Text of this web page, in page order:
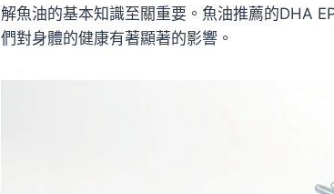
解魚油的基本知識至關重要。魚油推薦的DHA
們對身體的健康有著顯著的影響。